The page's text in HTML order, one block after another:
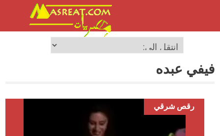
فيفي عبده
رقص شرقي